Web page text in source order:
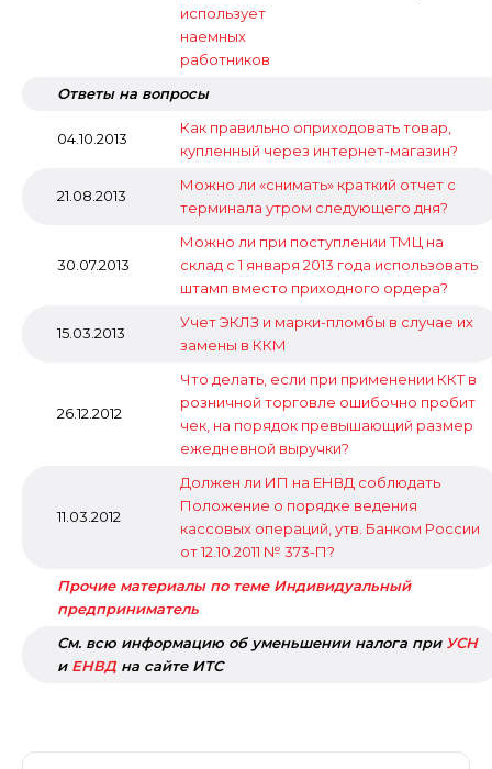
использует
наемных
работников
Ответы на вопросы
04.10.2013
Как правильно оприходовать товар,
купленный через интернет-магазин?
21.08.2013
Можно ли «снимать» краткий отчет с
терминала утром следующего дня?
30.07.2013
Можно ли при поступлении ТМЦ на
склад с 1 января 2013 года использовать
штамп вместо приходного ордера?
15.03.2013
Учет ЭКЛЗ и марки-пломбы в случае их
замены в ККМ
26.12.2012
Что делать, если при применении ККТ в
розничной торговле ошибочно пробит
чек, на порядок превышающий размер
ежедневной выручки?
11.03.2012
Должен ли ИП на ЕНВД соблюдать
Положение о порядке ведения
кассовых операций, утв. Банком России
от 12.10.2011 № 373-П?
Прочие материалы по теме Индивидуальный
предприниматель
См. всю информацию об уменьшении налога при УСН
и ЕНВДна сайте ИТС